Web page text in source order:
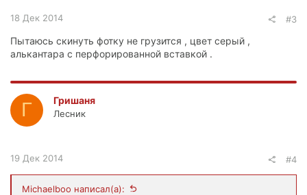
18 Дек 2014 #3
Пытаюсь скинуть фотку не грузится , цвет серый ,
алькантара с перфорированной вставкой .
Г Гришаня
Лесник
19 Дек 2014 #4
Michaelboo написал(а):